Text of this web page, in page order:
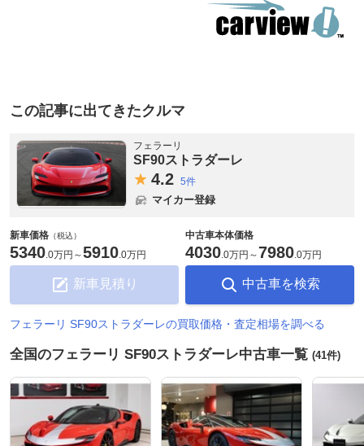
この記事に出てきたクルマ
フェラーリ
SF90ストラダーレ
4.2 5件
マイカー登録
新車価格 （税込）
5340 0万円 ～5910 0万円
新車見積り
中古車本体価格
4030 0万円 ～7980 0万円
中古車を検索
フェラーリ SF90ストラダーレの買取価格・査定相場を調べる
全国のフェラーリ SF90ストラダーレ中古車一覧 (41件)